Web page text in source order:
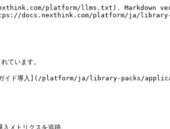
platform/llms.txt). Markdown
docs.nexthink.com/platform/ja/
ています。
ガイド: ガイド導入](/platform/ja/library-
メトリクスを追跡。